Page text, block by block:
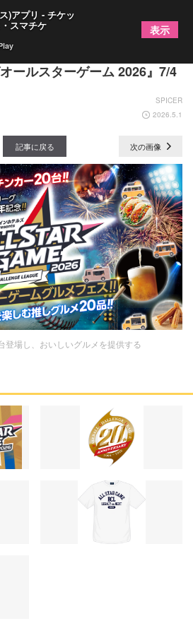
念『ルートインホテルズ
ールスターゲーム 2026』7/4
SPICER
2026.5.1
記事に戻る 次の画像
登場し、おいしいグルメを提供する
)アプリ - チケッ
スマチケ 表示